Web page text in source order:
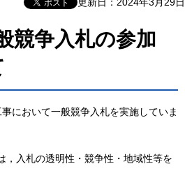
競争入札の参加
において一般競争入札を実施していま
，入札の透明性・競争性・地域性等を